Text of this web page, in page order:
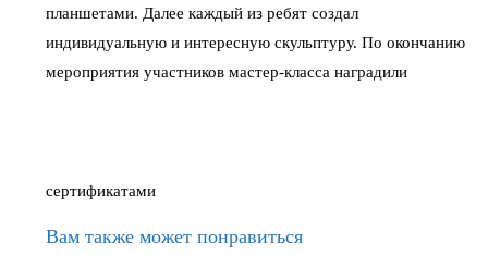
планшетами. Далее каждый из ребят создал
индивидуальную и интересную скульптуру. По окончанию
мероприятия участников мастер-класса наградили
сертификатами
Вам также может понравиться